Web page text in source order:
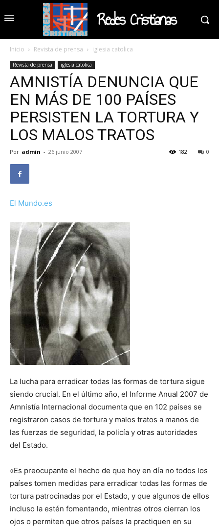
Redes Cristianas
Inicio Revista de prensa iglesia catolica
Revista de prensa iglesia catolica
AMNISTÍA DENUNCIA QUE
EN MÁS DE 100 PAÍSES
PERSISTEN LA TORTURA Y
LOS MALOS TRATOS
Por admin - 26 junio 2007 0
182
El Mundo.es
La lucha para erradicar todas las formas de tortura sigue
siendo crucial. En el último año, el Informe Anual 2007 de
Amnistía Internacional documenta que en 102 países se
registraron casos de tortura y malos tratos a manos de
las fuerzas de seguridad, la policía y otras autoridades
del Estado.
«Es preocupante el hecho de que hoy en día no todos los
países tomen medidas para erradicar todas las formas de
tortura patrocinadas por el Estado, y que algunos de ellos
incluso la estén fomentando, mientras otros cierran los
ojos o permiten que otros países la practiquen en su